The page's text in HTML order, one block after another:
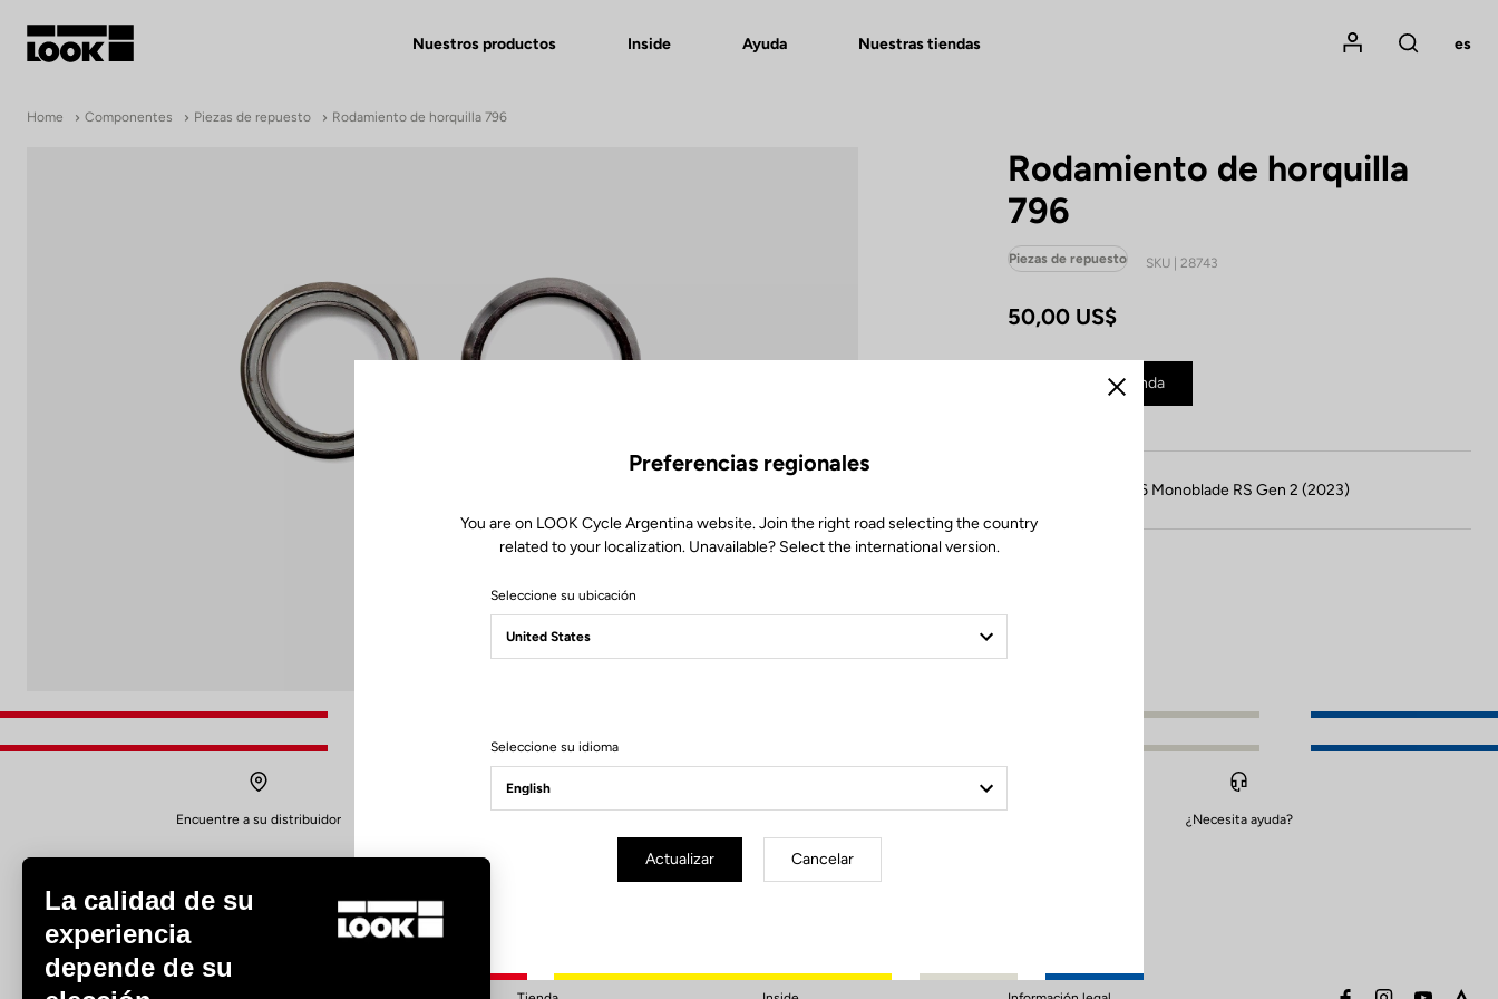
Nuestros productos Inside Ayuda Nuestras tiendas
Mon compte
Rechercher
es
Home Componentes Piezas de repuesto Rodamiento de horquilla 796
Rodamiento de horquilla
796
Piezas de repuesto SKU | 28743
50,00 US$
Comprar en tienda
Compatible con 796 Monoblade RS Gen 2 (2023)
Encuentre a su distribuidor Correo electrónico
Confirmar
¿Necesita ayuda?
Cerrar
Preferencias regionales
You are on LOOK Cycle Argentina website. Join the right road selecting the country
related to your localization. Unavailable? Select the international version.
Seleccione su ubicación
Seleccione su idioma
Actualizar Cancelar
La calidad de su
experiencia
depende de su